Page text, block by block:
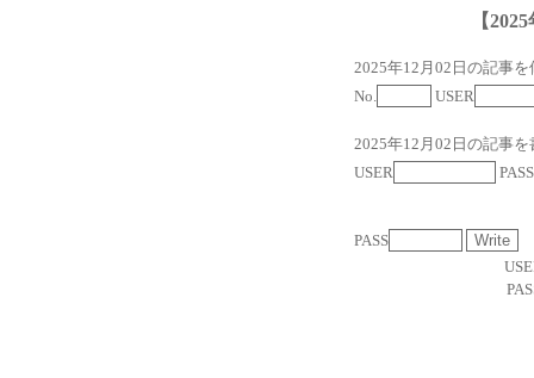
【
2025年12月02日の記事
No.
USER
2025年12月02日の記事を
USER
PASS
PASS